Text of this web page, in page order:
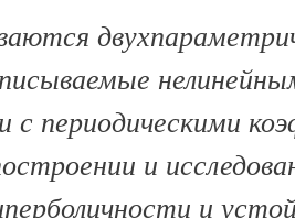
с периодическими
и
и